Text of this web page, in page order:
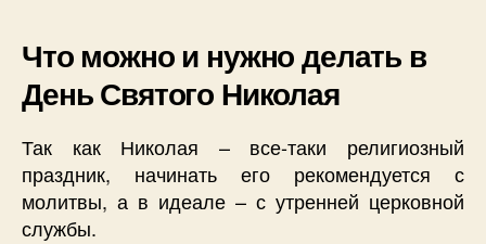
Что можно и нужно делать в
День Святого Николая
Так как Николая – все-таки религиозный
праздник, начинать его рекомендуется с
молитвы, а в идеале – с утренней церковной
службы.